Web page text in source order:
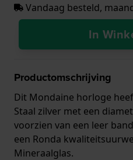
Vandaag besteld,
In
Productomschrijving
Dit Mondaine horloge
Staal zilver met een
voorzien van een leer
een Ronda
Mineraalglas.